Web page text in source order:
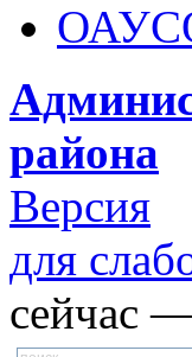
района
Версия
для
сейчас